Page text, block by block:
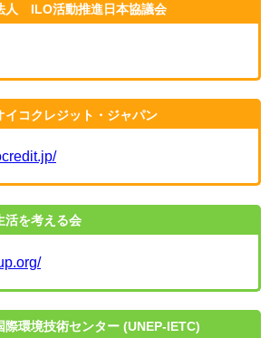
人 ILO活動推進日本協議会
コクレジット・ジャパン
活を考える会
環境技術センター (UNEP-IETC)